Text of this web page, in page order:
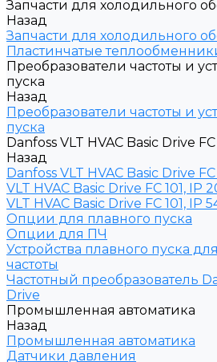
Запчасти для холодильного
Назад
Запчасти для холодильного
Пластинчатые
Преобразователи частоты и
пуска
Назад
Преобразователи частоты и
пуска
Danfoss VLT HVAC Basic Drive FC
Назад
Danfoss VLT HVAC Basic Drive FC
VLT HVAC Basic Drive FC 101, IP
VLT HVAC Basic Drive FC 101, IP
Опции для плавного пуска
Опции для ПЧ
Устройства плавного пуска
частоты
Частотный преобразователь
Drive
Промышленная автоматика
Назад
Промышленная автоматика
Датчики давления